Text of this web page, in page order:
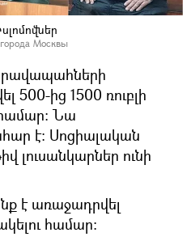
Москвы
500-ից 1500 ռուբլի
Նա
է։ Սոցիալական
լուսանկարներ ունի
է առաջադրվել
համար։